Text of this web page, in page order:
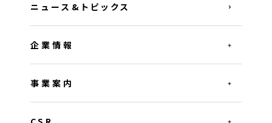
ニュース&トピックス
企業情報
事業案内